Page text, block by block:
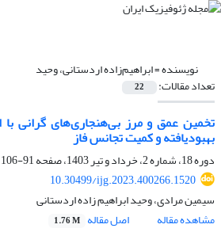
نویسنده =ابراهیم‌زاده اردستانی، وحید
تعداد مقالات: 22
تخمین عمق و مرز بی‌هنجاری‌های گرانی با
بهبودیافته و کمیت تجانس فاز
دوره 18، شماره 2، خرداد و تیر 1403، صفحه
91-106
10.30499/ijg.2023.400266.1520
سیمین مرادی، وحید ابراهیم زاده اردستانی
مشاهده مقاله
اصل مقاله 1.76 M